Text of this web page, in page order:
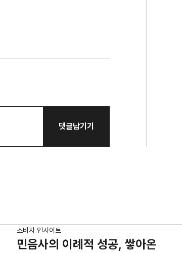
댓글남기기
소비자 인사이트
민음사의 이례적 성공, 쌓아온